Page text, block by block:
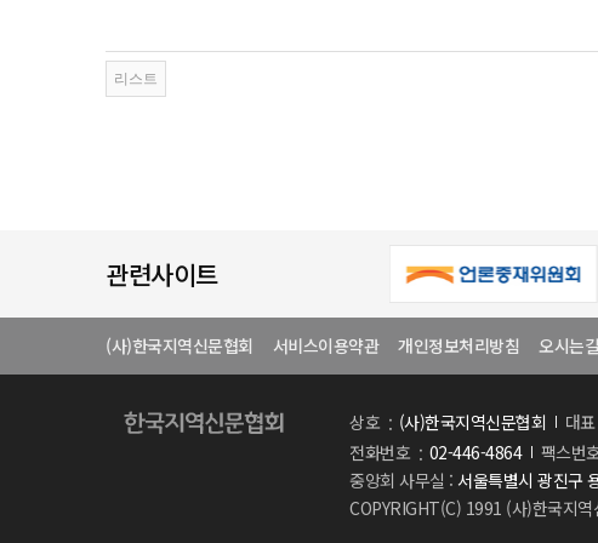
관련사이트
(사)한국지역신문협회 서비스이용약관 개인정보처리방침 오시는길
상호 (사)한국지역신문협회 대표
전화번호
02-446-4864 팩스번
중앙회 사무실 : 서울특별시 광진구
COPYRIGHT(C) 1991 (사)한국지